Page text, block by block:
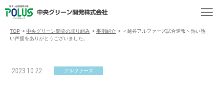
TOP > 中央グリーン開発の取り組み > 事例紹介 > ＜越谷アルファーズ試合速報＞熱い熱
い声援をありがとうございました。
2023.10.22 アルファーズ